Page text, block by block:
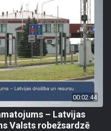
00:02:44
– Latvijas
Valsts robežsardzē